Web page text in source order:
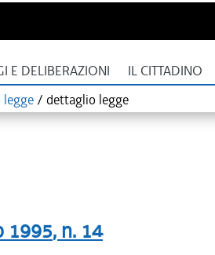
E DELIBERAZIONI IL CITTADINO
legge / dettaglio legge
1995, n. 14